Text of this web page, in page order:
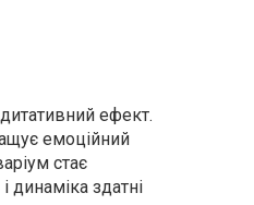
ефект.
емоційний
стає
динаміка здатні